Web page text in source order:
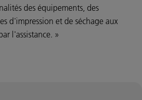
des équipements, des
d'impression et de séchage aux
l'assistance. »